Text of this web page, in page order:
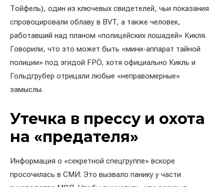
Тойфель), один из ключевых свидетелей, чьи показания
спровоцировали облаву в BVT, а также человек,
работавший над планом «полицейских лошадей» Кикля.
Говорили, что это может быть «мини-аппарат тайной
полиции» под эгидой FPÖ, хотя официально Кикль и
Гольдгрубер отрицали любые «неправомерные»
замыслы.
Утечка в прессу и охота
на «предателя»
Информация о «секретной спецгруппе» вскоре
просочилась в СМИ. Это вызвало панику у части